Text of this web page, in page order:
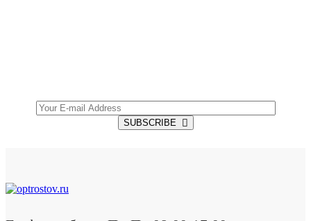
SUBSCRIBE